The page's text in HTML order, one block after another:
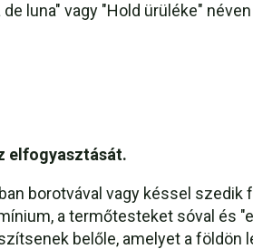
luna" vagy "Hold ürüléke"
elfogyasztását.
borotvával vagy késsel
a termőtesteket sóval és
belőle, amelyet a földön